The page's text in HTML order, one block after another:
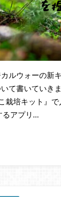
ルウォーの新
て書いていき
栽培キット』で
るアプリ…